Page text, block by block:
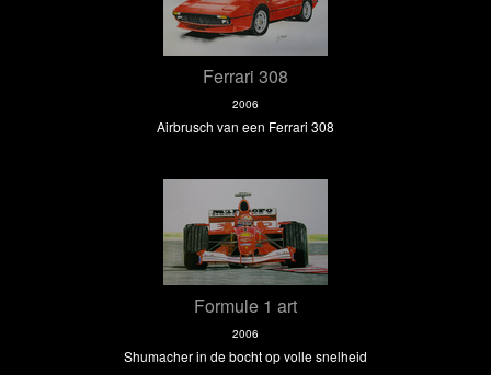
Ferrari 308
2006
Airbrusch van een Ferrari 308
Formule 1 art
2006
Shumacher in de bocht op volle snelheid